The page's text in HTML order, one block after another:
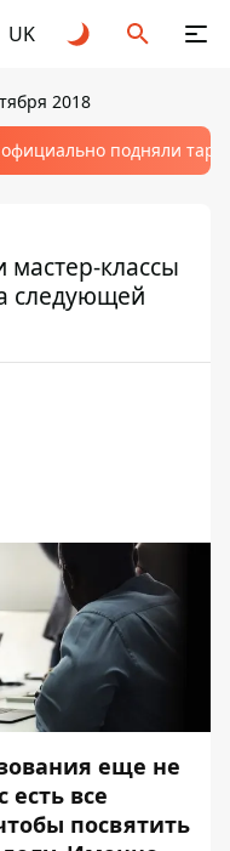
UK
2018
подняли
мастер-классы
следующей
еще не
есть все
посвятить